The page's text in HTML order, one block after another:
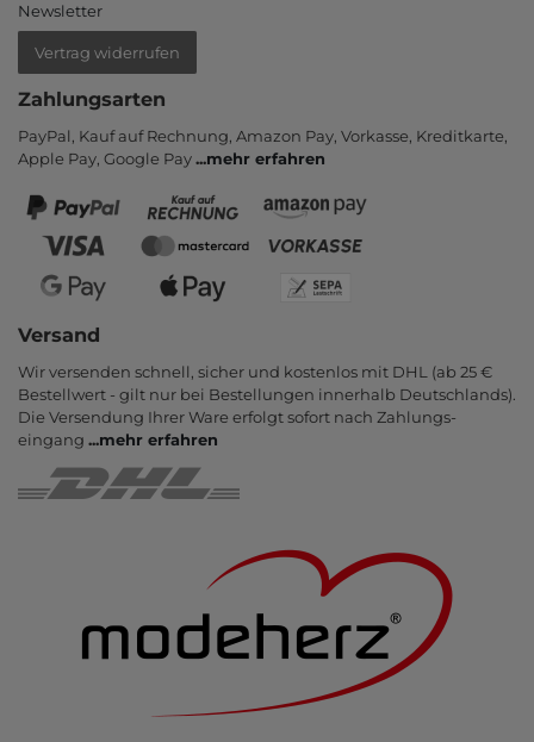
Newsletter
Vertrag widerrufen
Zahlungsarten
PayPal, Kauf auf Rechnung, Amazon Pay, Vor­kasse, Kredit­karte,
Apple Pay, Google Pay...mehr erfahren
Versand
Wir versenden schnell, sicher und kostenlos mit DHL (ab 25 €
Bestell­wert - gilt nur bei Bestel­lungen inner­halb Deutsch­lands).
Die Ver­sendung Ihrer Ware er­folgt sofort nach Zahlungs­
eingang ...mehr erfahren